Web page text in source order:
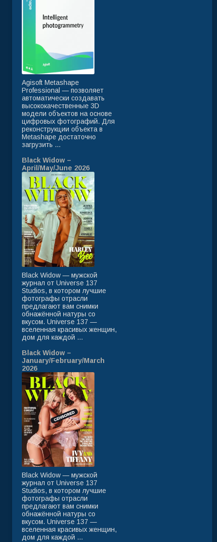
Agisoft Metashape
Professional — позволяет
автоматически создавать
высококачественные 3D
модели объектов на основе
цифровых фотографий. Для
реконструкции объекта в
Metashape достаточно
загрузить ...
Black Widow –
April/May/June 2026
Black Widow — мужской
журнал от Universe 137
Studios, в котором лучшие
фотографы отрасли
предлагают вам снимки
обнажённой натуры со
вкусом. Universe 137 —
вселенная красивых женщин,
дом для каждой ...
Black Widow –
January/February/March
2026
Black Widow — мужской
журнал от Universe 137
Studios, в котором лучшие
фотографы отрасли
предлагают вам снимки
обнажённой натуры со
вкусом. Universe 137 —
вселенная красивых женщин,
дом для каждой ...